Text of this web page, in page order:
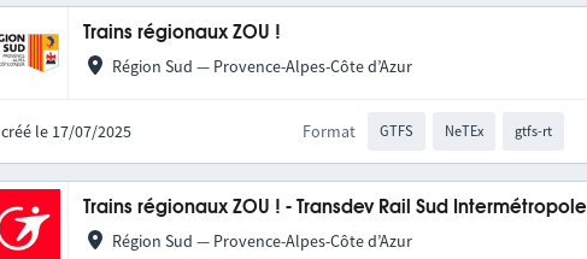
Trains régionaux ZOU !
Région Sud — Provence-Alpes-Côte d’Azur
créé le 17/07/2025 Format GTFS NeTEx gtfs-rt
Trains régionaux ZOU ! - Transdev Rail Sud Intermétropole
Région Sud — Provence-Alpes-Côte d’Azur